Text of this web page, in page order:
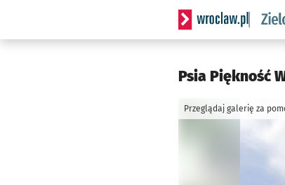
Serwis informacyjny
Psia Piękność
Przeglądaj galerię za